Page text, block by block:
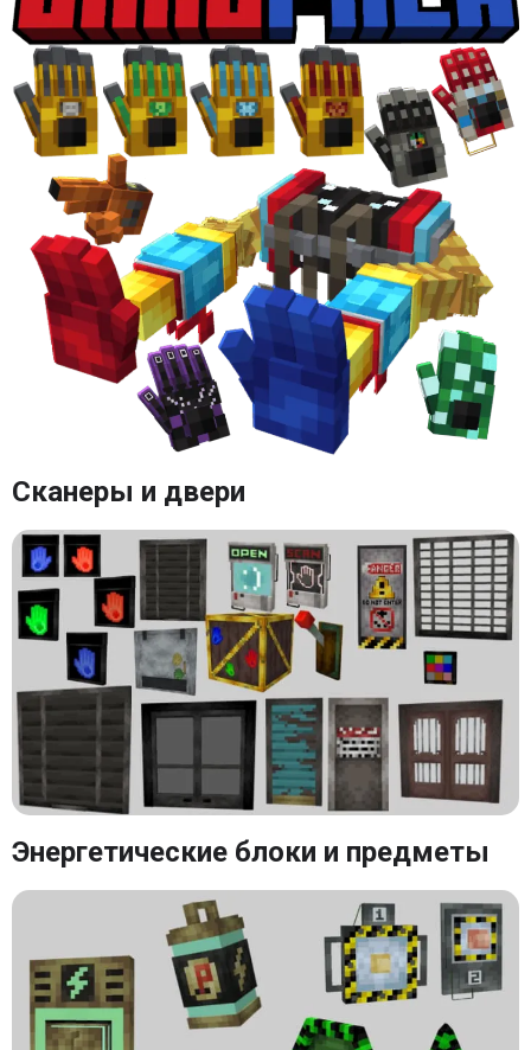
Сканеры и двери
Энергетические блоки и предметы